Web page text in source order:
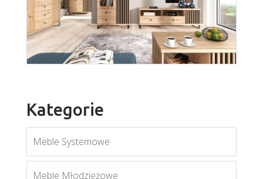
Kategorie
Meble Systemowe
Meble Młodzieżowe